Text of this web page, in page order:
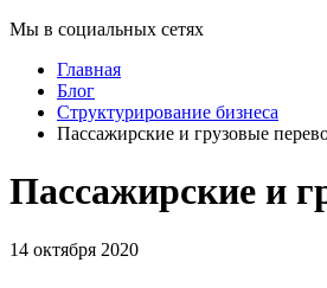
Мы в социальных сетях
Главная
Блог
Структурирование бизнеса
Пассажирские и грузовые
Пассажирские и
14 октября 2020